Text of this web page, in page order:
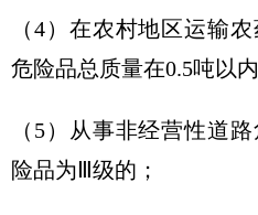
（4）在农村地区运输
危险品总质量在0.5吨以内
（5）从事非经营性道
险品为Ⅲ级的；